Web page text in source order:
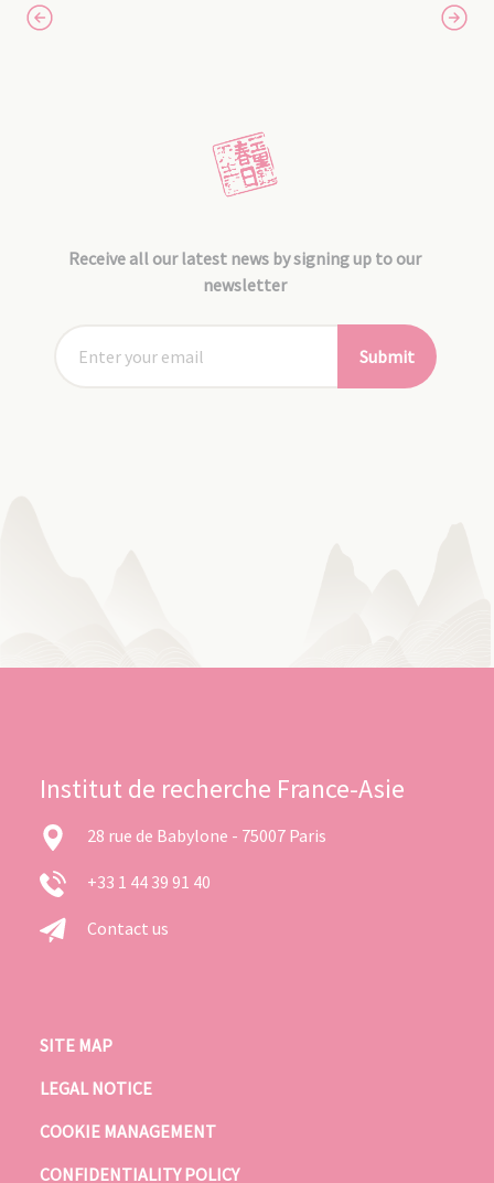
Receive all our latest news by signing up to our
newsletter
Submit
Institut de recherche France-Asie
28 rue de Babylone - 75007 Paris
+33 1 44 39 91 40
Contact us
SITE MAP
LEGAL NOTICE
COOKIE MANAGEMENT
CONFIDENTIALITY POLICY